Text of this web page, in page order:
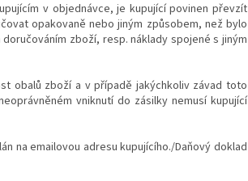
v objednávce, je kupující povinen převzít
opakovaně nebo jiným způsobem, než bylo
zboží, resp. náklady spojené s jiným
obalů zboží a v případě jakýchkoliv závad toto
vniknutí do zásilky nemusí kupující
na emailovou adresu kupujícího./Daňový doklad